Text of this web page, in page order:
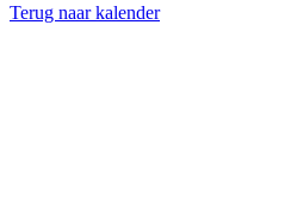
Terug naar kalender